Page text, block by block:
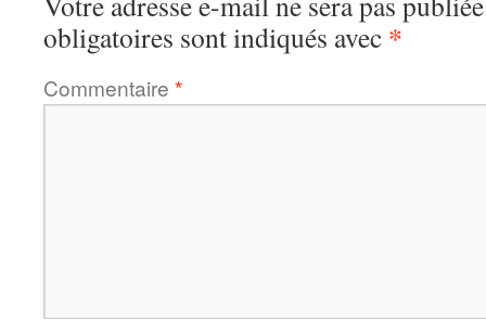
obligatoires sont indiqués avec *
Commentaire *